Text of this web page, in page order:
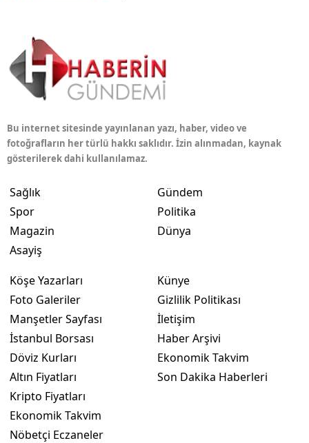
Bu internet sitesinde yayınlanan yazı, haber, video ve
fotoğrafların her türlü hakkı saklıdır. İzin alınmadan, kaynak
gösterilerek dahi kullanılamaz.
Sağlık
Spor
Magazin
Asayiş
Gündem
Politika
Dünya
Köşe Yazarları
Foto Galeriler
Manşetler Sayfası
İstanbul Borsası
Döviz Kurları
Altın Fiyatları
Kripto Fiyatları
Ekonomik Takvim
Nöbetçi Eczaneler
Künye
Gizlilik Politikası
İletişim
Haber Arşivi
Ekonomik Takvim
Son Dakika Haberleri